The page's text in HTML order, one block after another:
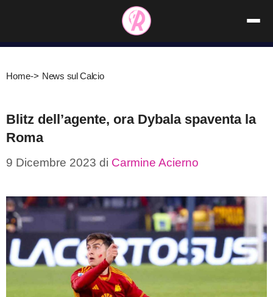
contenuto
Home-> News sul Calcio
Blitz dell’agente, ora Dybala spaventa la
Roma
9 Dicembre 2023 di Carmine Acierno